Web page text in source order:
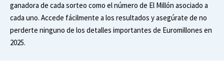
ganadora de cada sorteo como el número de El Millón asociado a
cada uno. Accede fácilmente a los resultados y asegúrate de no
perderte ninguno de los detalles importantes de Euromillones en
2025.